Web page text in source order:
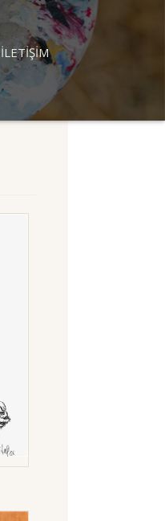
İLETİŞİM